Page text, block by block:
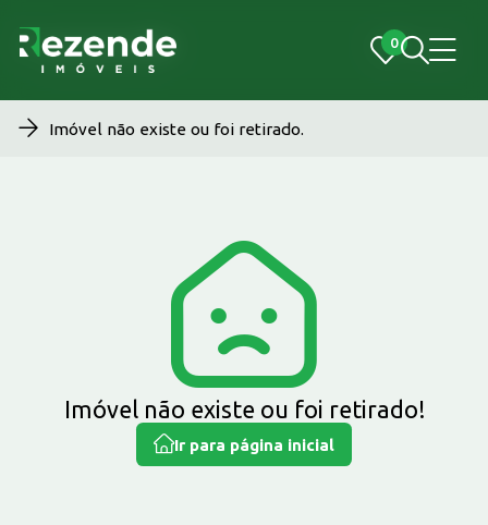
0
0
Imóvel não existe ou foi retirado.
Imóvel não existe ou foi retirado!
Ir para página inicial